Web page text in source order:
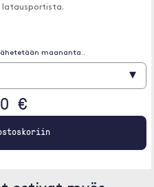
latausportista.
maananta..
▾
€